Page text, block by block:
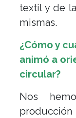
textil y de
mismas.
¿Cómo y
animó a
circular?
Nos